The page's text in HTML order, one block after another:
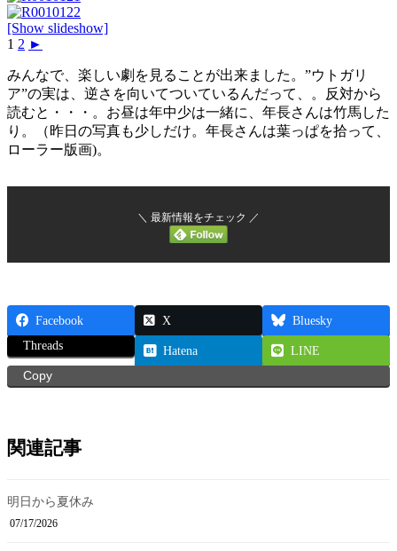
[Show slideshow]
1 2 ►
みんなで、楽しい劇を見ることが出来ました。”ウトガリ
ア”の実は、逆さを向いてついているんだって、。反対から
読むと・・・。お昼は年中少は一緒に、年長さんは竹馬した
り。（昨日の写真も少しだけ。年長さんは葉っぱを拾って、
ローラー版画)。
＼ 最新情報をチェック ／
Facebook X
Bluesky
Threads
Hatena
LINE
Copy
関連記事
明日から夏休み
07/17/2026